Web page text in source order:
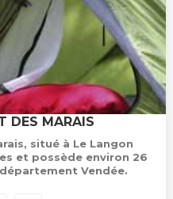
DES MARAIS
situé à Le Langon
et possède environ 26
Vendée.